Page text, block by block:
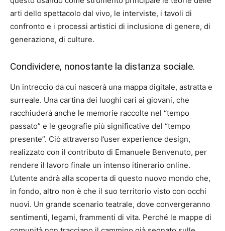
arti dello spettacolo dal vivo, le interviste, i tavoli di
confronto e i processi artistici di inclusione di genere, di
generazione, di culture.
Condividere, nonostante la distanza sociale.
Un intreccio da cui nascerà una mappa digitale, astratta e
surreale. Una cartina dei luoghi cari ai giovani, che
racchiuderà anche le memorie raccolte nel “tempo
passato” e le geografie più significative del “tempo
presente”. Ciò attraverso l’user experience design,
realizzato con il contributo di Emanuele Benvenuto, per
rendere il lavoro finale un intenso itinerario online.
L’utente andrà alla scoperta di questo nuovo mondo che,
in fondo, altro non è che il suo territorio visto con occhi
nuovi. Un grande scenario teatrale, dove convergeranno
sentimenti, legami, frammenti di vita. Perché le mappe di